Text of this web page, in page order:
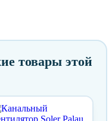
товары этой